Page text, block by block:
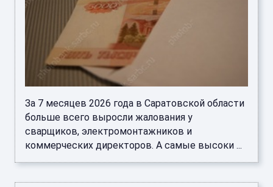
За 7 месяцев 2026 года в Саратовской области
больше всего выросли жалования у
сварщиков, электромонтажников и
коммерческих директоров. А самые высоки ...